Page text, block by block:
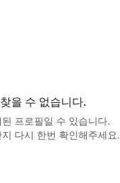
을 수 없습니다.
프로필일 수 있습니다.
다시 한번 확인해주세요.